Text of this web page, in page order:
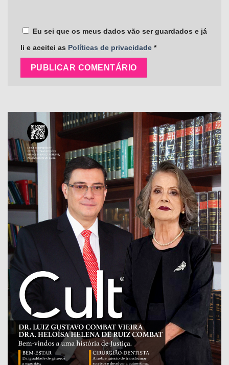
Eu sei que os meus dados vão ser guardados e já
li e aceitei as Políticas de privacidade *